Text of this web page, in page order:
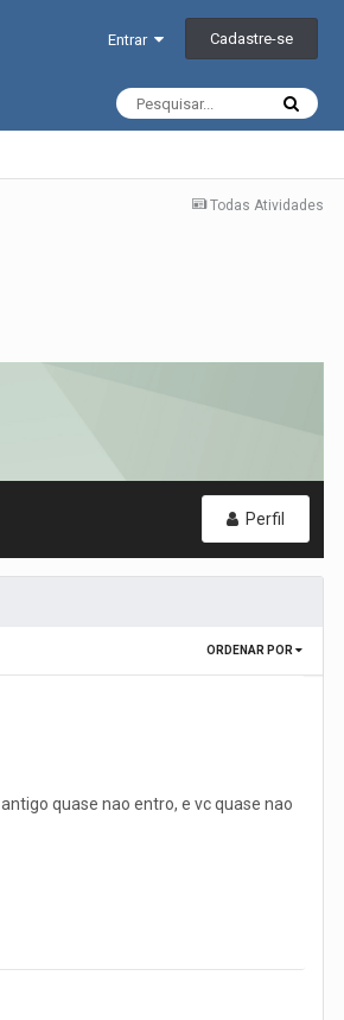
Entrar Cadastre-se
Todas Atividades
Perfil
ORDENAR POR
quase nao entro, e vc quase nao